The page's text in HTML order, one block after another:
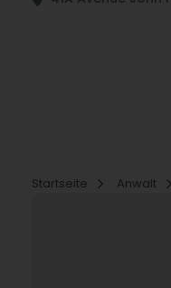
Startseite
Anwalt